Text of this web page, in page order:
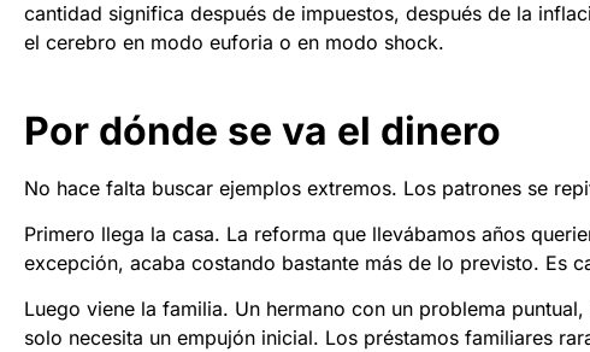
cantidad significa después de impuestos, después de la
el cerebro en modo euforia o en modo shock.
Por dónde se va el dinero
No hace falta buscar ejemplos extremos. Los patrones se
Primero llega la casa. La reforma que llevábamos años
excepción, acaba costando bastante más de lo previsto. Es
Luego viene la familia. Un hermano con un problema
solo necesita un empujón inicial. Los préstamos familiares